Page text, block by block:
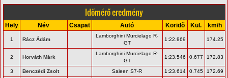
Időmérő eredmény
Hely Név Csapat Autó Köridő Kül. km/h
1 Rácz Ádám
Lamborghini Murcielago R-
GT
1:22.869 174.25
2 Horváth Márk
Lamborghini Murcielago R-
GT
1:23.546 0.677 172.83
3 Benczédi Zsolt Saleen S7-R 1:23.614 0.745
172.69